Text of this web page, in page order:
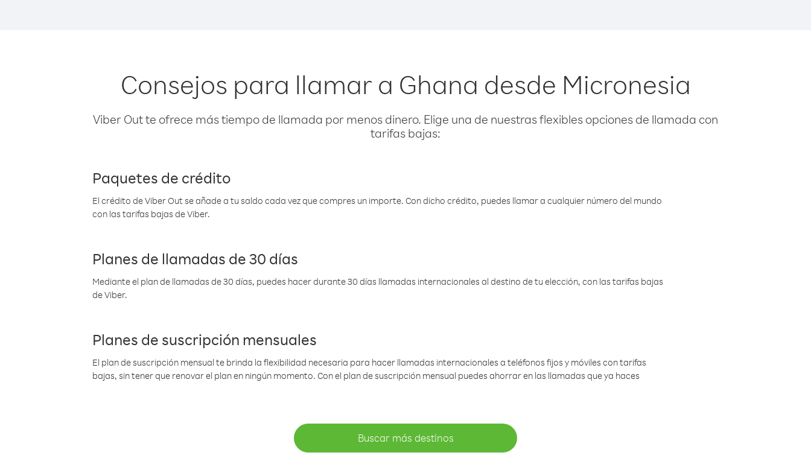
Consejos para llamar a Ghana desde Micronesia
Viber Out te ofrece más tiempo de llamada por menos dinero. Elige una de nuestras flexibles opciones de llamada con
tarifas bajas:
Paquetes de crédito
El crédito de Viber Out se añade a tu saldo cada vez que compres un importe. Con dicho crédito, puedes llamar a cualquier número del mundo
con las tarifas bajas de Viber.
Planes de llamadas de 30 días
Mediante el plan de llamadas de 30 días, puedes hacer durante 30 días llamadas internacionales al destino de tu elección, con las tarifas bajas
de Viber.
Planes de suscripción mensuales
El plan de suscripción mensual te brinda la flexibilidad necesaria para hacer llamadas internacionales a teléfonos fijos y móviles con tarifas
bajas, sin tener que renovar el plan en ningún momento. Con el plan de suscripción mensual puedes ahorrar en las llamadas que ya haces
Buscar más destinos